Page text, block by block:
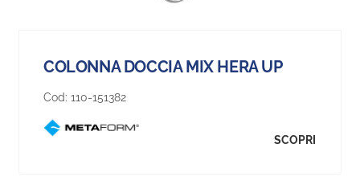
COLONNA DOCCIA MIX HERA UP
Cod: 110-151382
SCOPRI